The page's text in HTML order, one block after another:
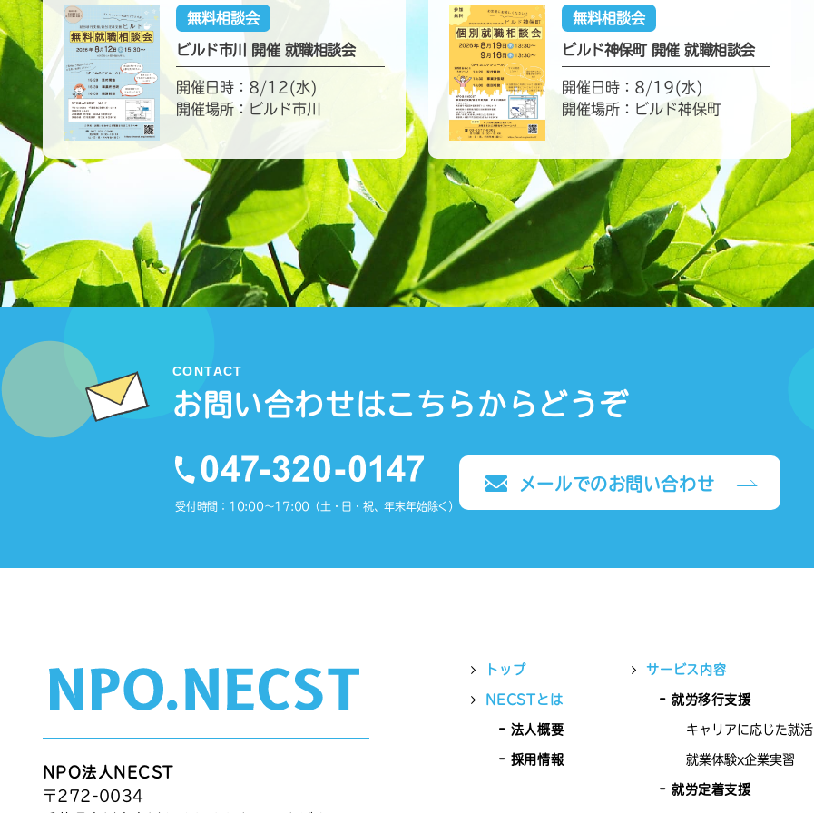
無料相談会
ビルド市川 開催 就職相談会
開催日時：8/12(水)
開催場所：ビルド市川
無料相談会
ビルド神保町 開催 就職相談会
開催日時：8/19(水)
開催場所：ビルド神保町
CONTACT
お問い合わせはこちらからどうぞ
受付時間：10:00〜17:00（土・日・祝、年末年始除く）
メールでのお問い合わせ
NPO法人NECST
〒272-0034
トップ
NECSTとは
法人概要
採用情報
サービス内容
就労移行支援
キャリアに応じた就活
就業体験x企業実習
就労定着支援